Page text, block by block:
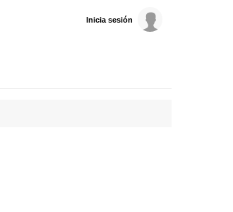
Inicia sesión